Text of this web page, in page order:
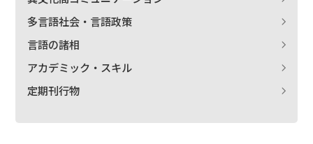
多言語社会・言語政策
言語の諸相
アカデミック・スキル
定期刊行物